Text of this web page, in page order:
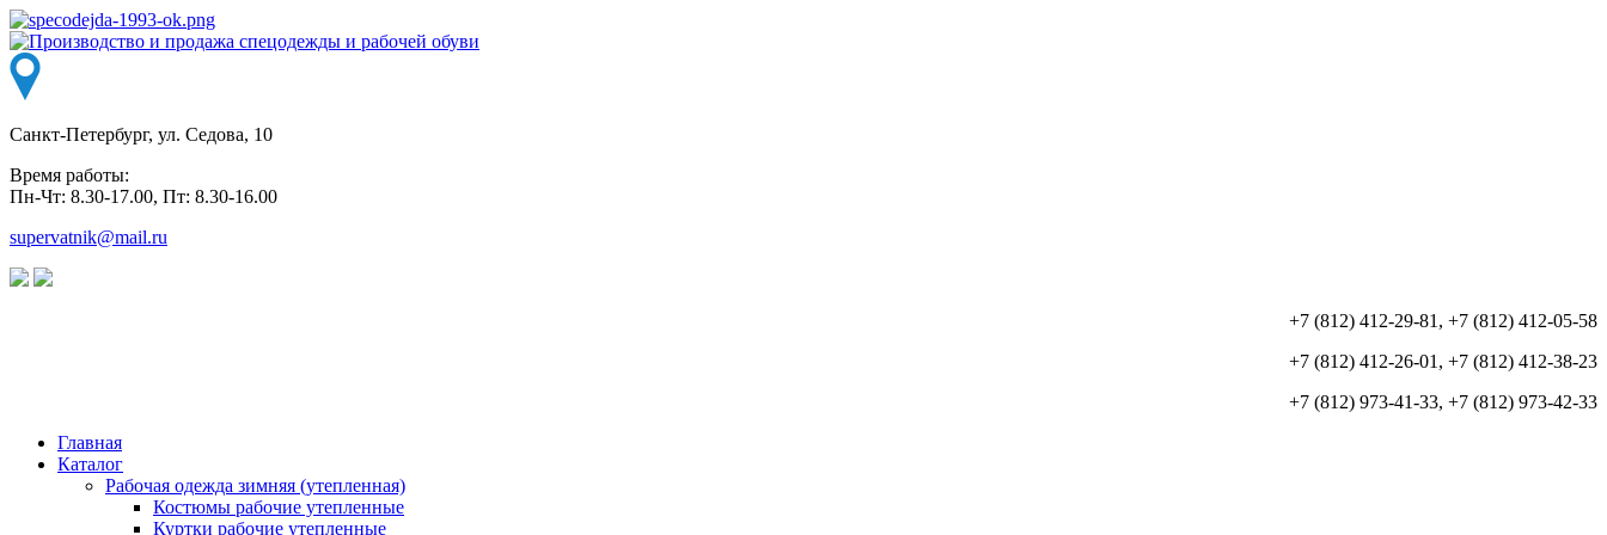
Санкт-Петербург, ул. Седова, 10
Время работы:
Пн-Чт: 8.30-17.00, Пт: 8.30-16.00
supervatnik@mail.ru
+7 (812) 412-29-81, +7 (812) 412-05-58
+7 (812) 412-26-01, +7 (812) 412-38-23
+7 (812) 973-41-33, +7 (812) 973-42-33
Главная
Каталог
Рабочая одежда зимняя (утепленная)
Костюмы рабочие утепленные
Куртки рабочие утепленные